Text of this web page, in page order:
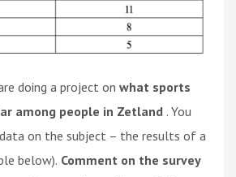
doing a project on what sports
among people in Zetland . You
on the subject – the results of a
below). Comment on the survey